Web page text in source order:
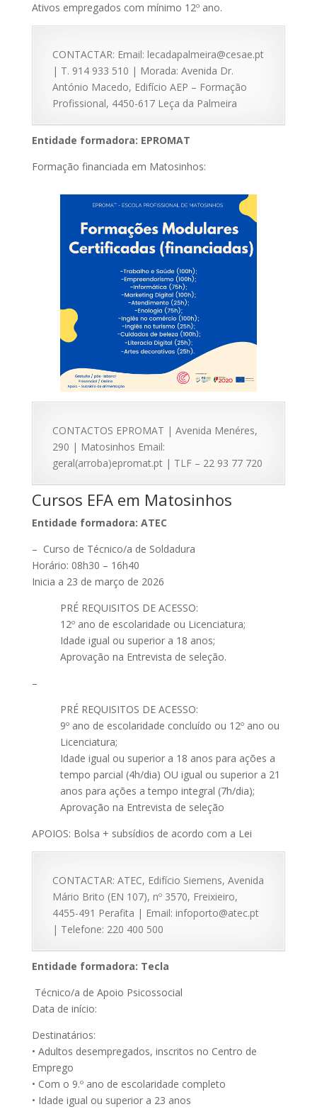
Ativos empregados com mínimo 12º ano.
CONTACTAR: Email: lecadapalmeira@cesae.pt
| T. 914 933 510 | Morada: Avenida Dr.
António Macedo, Edifício AEP – Formação
Profissional, 4450-617 Leça da Palmeira
Entidade formadora: EPROMAT
Formação financiada em Matosinhos:
CONTACTOS EPROMAT | Avenida Menéres,
290 | Matosinhos Email:
geral(arroba)epromat.pt | TLF – 22 93 77 720
Cursos EFA em Matosinhos
Entidade formadora: ATEC
– Curso de Técnico/a de Soldadura
Horário: 08h30 – 16h40
Inicia a 23 de março de 2026
PRÉ REQUISITOS DE ACESSO:
12º ano de escolaridade ou Licenciatura;
Idade igual ou superior a 18 anos;
Aprovação na Entrevista de seleção.
–
PRÉ REQUISITOS DE ACESSO:
9º ano de escolaridade concluído ou 12º ano ou
Licenciatura;
Idade igual ou superior a 18 anos para ações a
tempo parcial (4h/dia) OU igual ou superior a 21
anos para ações a tempo integral (7h/dia);
Aprovação na Entrevista de seleção
APOIOS: Bolsa + subsídios de acordo com a Lei
CONTACTAR: ATEC, Edifício Siemens, Avenida
Mário Brito (EN 107), nº 3570, Freixieiro,
4455-491 Perafita | Email: infoporto@atec.pt
| Telefone: 220 400 500
Entidade formadora: Tecla
Técnico/a de Apoio Psicossocial
Data de início:
Destinatários:
• Adultos desempregados, inscritos no Centro de
Emprego
• Com o 9.º ano de escolaridade completo
• Idade igual ou superior a 23 anos